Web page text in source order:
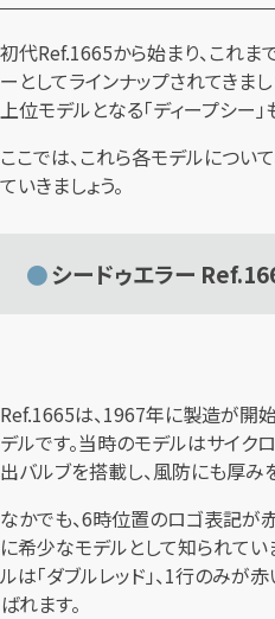
初代Ref.1665から始まり、これま
ーとしてラインナップされてきま
上位モデルとなる「ディープシー」
ここでは、これら各モデルについ
ていきましょう。
シードゥエラー
Ref.1665は、1967年に製造が開
デルです。当時のモデルはサイク
出バルブを搭載し、風防にも厚み
なかでも、6時位置のロゴ表記が
に希少なモデルとして知られて
ルは「ダブルレッド」、1行のみが
ばれます。